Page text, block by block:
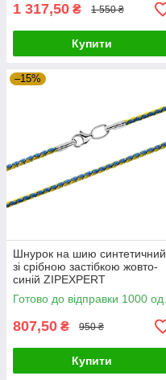
1 317,50 ₴ 1 550 ₴
Купити
–15%
Шнурок на шию синтетичний
зі срібною застібкою жовто-
синій ZIPEXPERT
Готово до відправки 1000 од.
807,50 ₴ 950 ₴
Купити